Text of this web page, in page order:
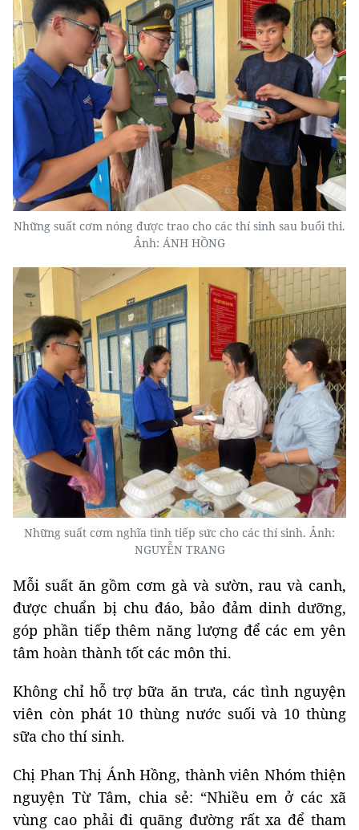
Những suất cơm nóng được trao cho các thí sinh sau buổi thi.
Ảnh: ÁNH HỒNG
Những suất cơm nghĩa tình tiếp sức cho các thí sinh. Ảnh:
NGUYỄN TRANG
Mỗi suất ăn gồm cơm gà và sườn, rau và canh,
được chuẩn bị chu đáo, bảo đảm dinh dưỡng,
góp phần tiếp thêm năng lượng để các em yên
tâm hoàn thành tốt các môn thi.
Không chỉ hỗ trợ bữa ăn trưa, các tình nguyện
viên còn phát 10 thùng nước suối và 10 thùng
sữa cho thí sinh.
Chị Phan Thị Ánh Hồng, thành viên Nhóm thiện
nguyện Từ Tâm, chia sẻ: “Nhiều em ở các xã
vùng cao phải đi quãng đường rất xa để tham